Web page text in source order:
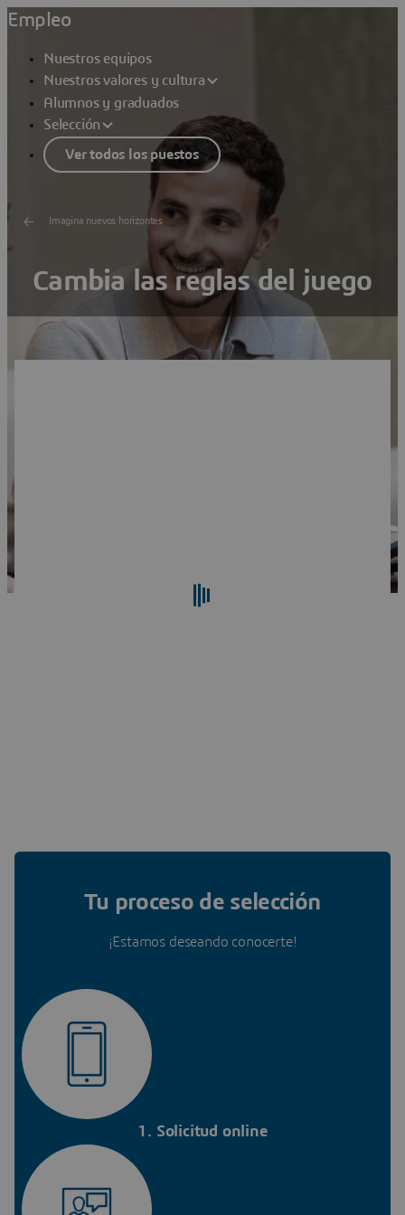
Empleo
Nuestros equipos
Nuestros valores y cultura
Alumnos y graduados
Selección
Ver todos los puestos
Imagina nuevos horizontes
Cambia las reglas del juego
Tu proceso de selección
¡Estamos deseando conocerte!
1. Solicitud online